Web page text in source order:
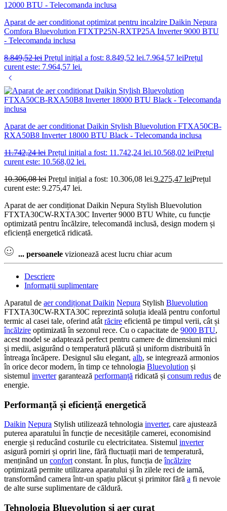
Aparat de aer conditionat optimizat pentru incalzire Daikin Nepura
Comfora Bluevolution FTXTP25N-RXTP25A Inverter 9000 BTU
- Telecomanda inclusa
8.849,52lei Prețul inițial a fost: 8.849,52 lei.7.964,57 leiPrețul
curent este: 7.964,57 lei.
Aparat de aer conditionat Daikin Stylish Bluevolution FTXA50CB-
RXA50B8 Inverter 18000 BTU Black - Telecomanda inclusa
11.742,24lei Prețul inițial a fost: 11.742,24 lei.10.568,02 leiPrețul
curent este: 10.568,02 lei.
10.306,08lei Prețul inițial a fost: 10.306,08 lei.9.275,47 leiPrețul
curent este: 9.275,47 lei.
Aparat de aer condiționat Daikin Nepura Stylish Bluevolution
FTXTA30CW-RXTA30C Inverter 9000 BTU White, cu funcție
optimizată pentru încălzire, telecomandă inclusă, design modern și
eficiență energetică ridicată.
... persoanele vizionează acest lucru chiar acum
Descriere
Informații suplimentare
Aparatul de aer condiționat Daikin Nepura Stylish Bluevolution
FTXTA30CW-RXTA30C reprezintă soluția ideală pentru confortul
termic al casei tale, oferind atât răcire eficientă pe timpul verii, cât și
încălzire optimizată în sezonul rece. Cu o capacitate de 9000 BTU,
acest model se adaptează perfect pentru camere de dimensiuni mici
și medii, asigurând o temperatură plăcută și uniform distribuită în
întreaga încăpere. Designul său elegant, alb, se integrează armonios
în orice decor modern, în timp ce tehnologia Bluevolution și
sistemul invertergarantează performanță ridicată și consum redus de
energie.
Performanță și eficiență energetică
Daikin Nepura Stylish utilizează tehnologia inverter, care ajustează
puterea aparatului în funcție de necesitățile camerei, economisind
energie și reducând costurile cu electricitatea. Sistemul inverter
asigură porniri și opriri line, fără fluctuații mari de temperatură,
menținând un confort constant. În plus, funcția deîncălzire
optimizată permite utilizarea aparatului și în zilele reci de iarnă,
transformând camera într-un spațiu plăcut și primitor fără a fi nevoie
de alte surse suplimentare de căldură.
Tehnologia Bluevolution și aer curat